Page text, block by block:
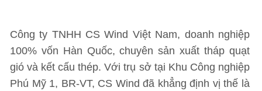
Công ty TNHH CS Wind Việt Nam, doanh nghiệp
100% vốn Hàn Quốc, chuyên sản xuất tháp quạt
gió và kết cấu thép. Với trụ sở tại Khu Công nghiệp
Phú Mỹ 1, BR-VT, CS Wind đã khẳng định vị thế là